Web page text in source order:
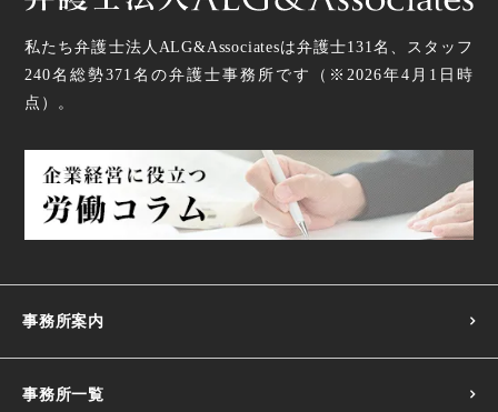
私たち弁護士法人ALG&Associatesは弁護士131名、スタッフ
240名総勢371 名の弁護士事務所です（ ※2026年4月1日時
点 ）。
事務所案内
事務所一覧